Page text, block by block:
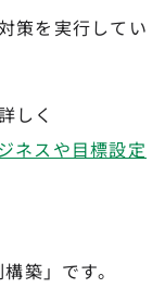
策を実行してい
しく
ネスや目標設定
築」です。